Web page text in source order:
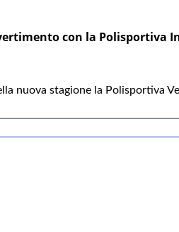
con la Polisportiva
nuova stagione la Polisportiva